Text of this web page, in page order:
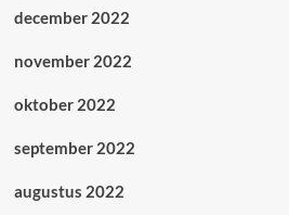
december 2022
november 2022
oktober 2022
september 2022
augustus 2022